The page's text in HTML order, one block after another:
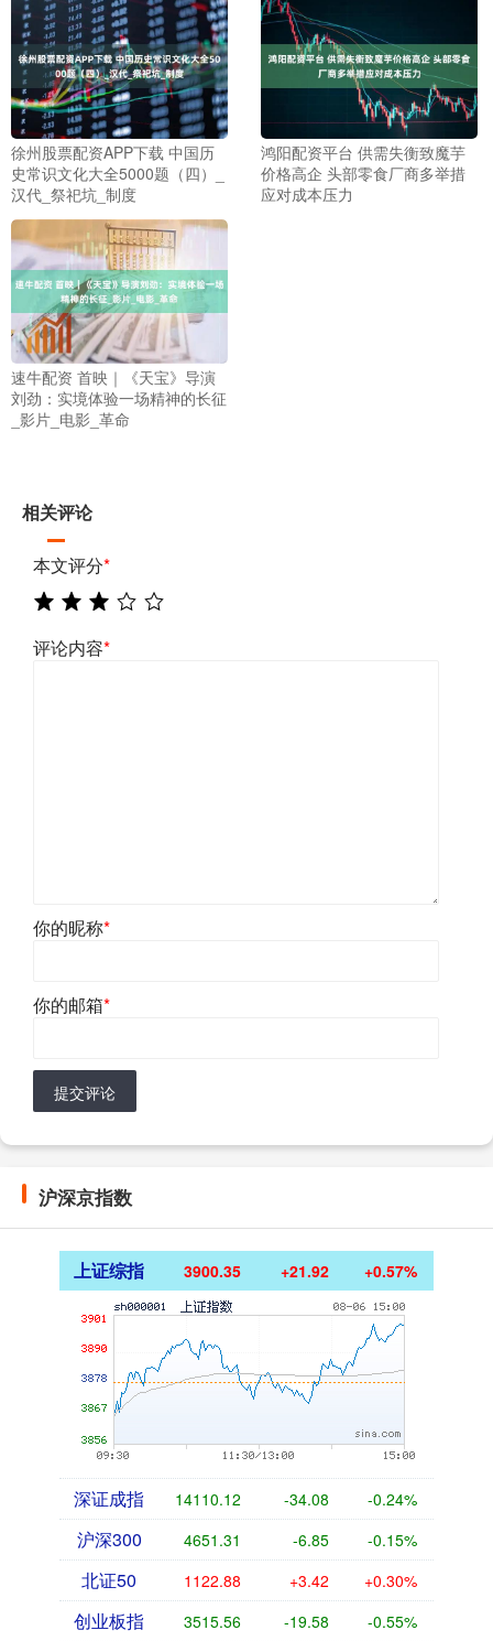
徐州股票配资APP下载 中国历
史常识文化大全5000题（四）_
汉代_祭祀坑_制度
鸿阳配资平台 供需失衡致魔芋
价格高企 头部零食厂商多举措
应对成本压力
速牛配资 首映｜《天宝》导演
刘劲：实境体验一场精神的长征
_影片_电影_革命
相关评论
本文评分*
评论内容*
你的昵称*
你的邮箱*
提交评论
沪深京指数
上证综指 3900.35 +21.92 +0.57%
深证成指 14110.12 -34.08 -0.24%
沪深300 4651.31 -6.85 -0.15%
北证50 1122.88 +3.42 +0.30%
创业板指 3515.56 -19.58 -0.55%